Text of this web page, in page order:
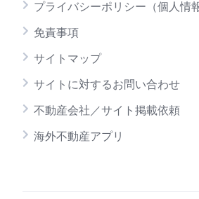
プライバシーポリシー（個人情
免責事項
サイトマップ
サイトに対するお問い合わせ
不動産会社／サイト掲載依頼
海外不動産アプリ